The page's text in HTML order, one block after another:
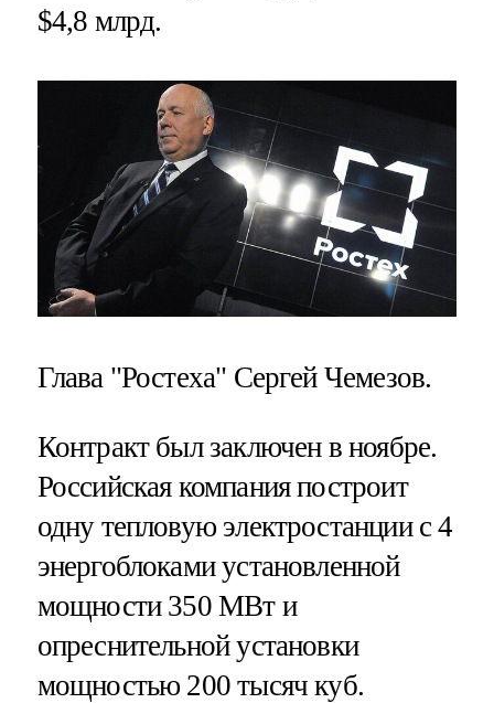
$4,8 млрд.
Глава "Ростеха" Сергей Чемезов.
Контракт был заключен в ноябре.
Российская компания построит
одну тепловую электростанции с 4
энергоблоками установленной
мощности 350 МВт и
опреснительной установки
мощностью 200 тысяч куб.